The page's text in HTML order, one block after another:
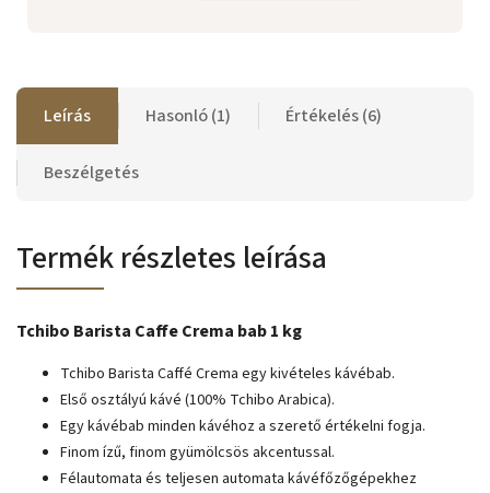
Leírás Hasonló (1) Értékelés (6)
Beszélgetés
Termék részletes leírása
Tchibo Barista Caffe Crema bab 1 kg
Tchibo Barista Caffé Crema egy kivételes kávébab.
Első osztályú kávé (100% Tchibo Arabica).
Egy kávébab minden kávéhoz a szerető értékelni fogja.
Finom ízű, finom gyümölcsös akcentussal.
Félautomata és teljesen automata kávéfőzőgépekhez